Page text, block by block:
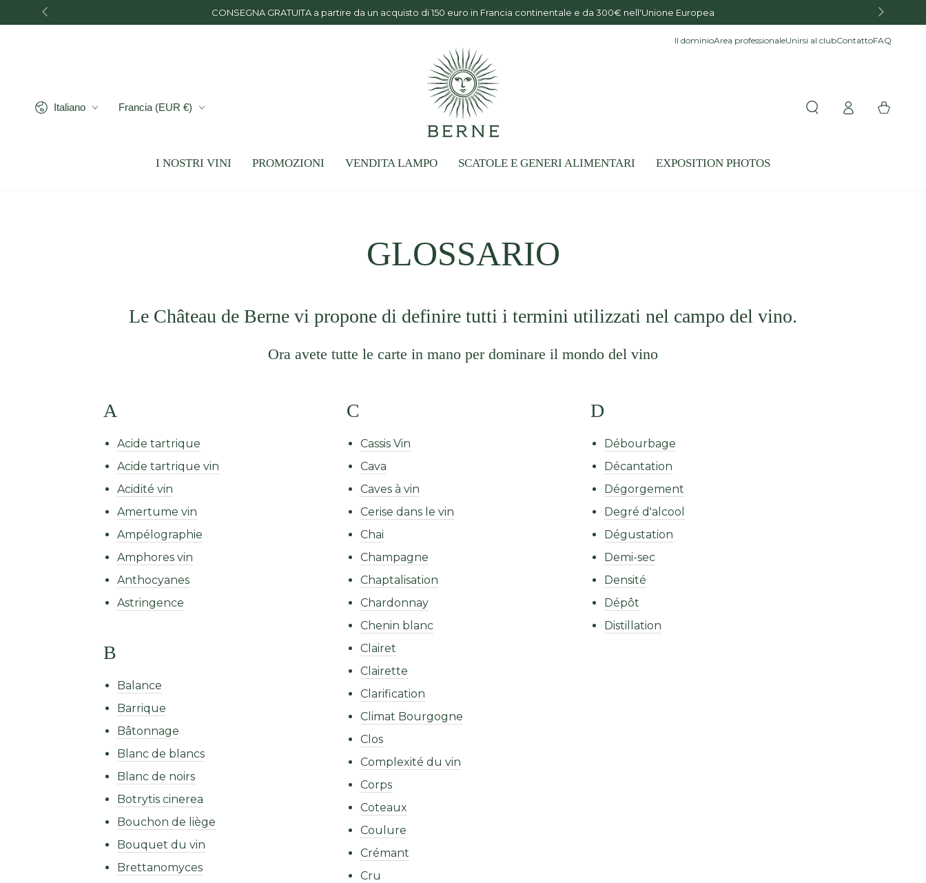
PASSA AL
CONTENUTO
CONSEGNA GRATUITA a partire da un acquisto di 150 euro in Francia continentale e da 300€ nell'Unione Europea
Il dominioArea professionaleUnirsi al clubContattoFAQ
LinguaItaliano
Paese/Area
Francia (EUR €)
I NOSTRI VINI PROMOZIONI VENDITA LAMPO SCATOLE E GENERI ALIMENTARI EXPOSITION PHOTOS
Accesso Carello
GLOSSARIO
Le Château de Berne vi propone di definire tutti i termini utilizzati nel campo del vino.
Ora avete tutte le carte in mano per dominare il mondo del vino
A
Acide tartrique
Acide tartrique vin
Acidité vin
Amertume vin
Ampélographie
Amphores vin
Anthocyanes
Astringence
B
Balance
Barrique
Bâtonnage
Blanc de blancs
Blanc de noirs
Botrytis cinerea
Bouchon de liège
Bouquet du vin
Brettanomyces
C
Cassis Vin
Cava
Caves à vin
Cerise dans le vin
Chai
Champagne
Chaptalisation
Chardonnay
Chenin blanc
Clairet
Clairette
Clarification
Climat Bourgogne
Clos
Complexité du vin
Corps
Coteaux
Coulure
Crémant
Cru
D
Débourbage
Décantation
Dégorgement
Degré d'alcool
Dégustation
Demi-sec
Densité
Dépôt
Distillation